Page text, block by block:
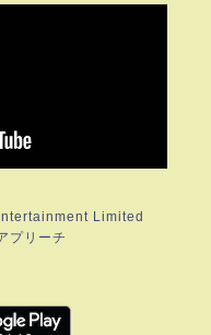
Limited
プリーチ